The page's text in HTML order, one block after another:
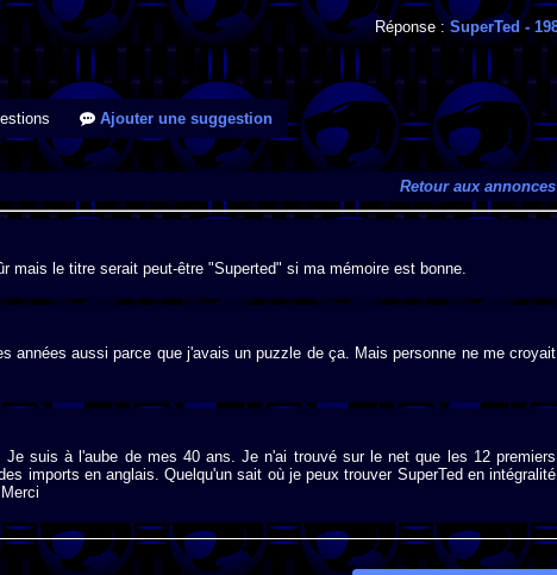
Réponse :SuperTed-
Ajouter une suggestion
Retour aux annonces
mais le titre serait peut-être "Superted" si ma mémoire est bonne.
années aussi parce que j'avais un puzzle de ça. Mais personne ne me croyait
suis à l'aube de mes 40 ans. Je n'ai trouvé sur le net que les 12 premiers
imports en anglais. Quelqu'un sait où je peux trouver SuperTed en intégralité